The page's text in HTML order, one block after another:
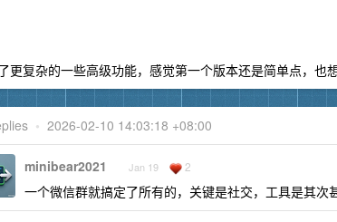
更复杂的一些高级功能，感觉第一个版本还是简单点，也
• 2026-02-10 14:03:18 +08:00
minibear2021 Jan 19 2
一个微信群就搞定了所有的，关键是社交，工具是其次